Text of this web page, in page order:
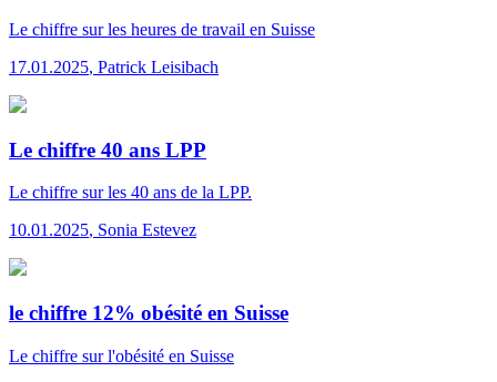
Le chiffre sur les heures de travail en Suisse
17.01.2025, Patrick Leisibach
Le chiffre 40 ans LPP
Le chiffre sur les 40 ans de la LPP.
10.01.2025, Sonia Estevez
le chiffre 12% obésité en Suisse
Le chiffre sur l'obésité en Suisse